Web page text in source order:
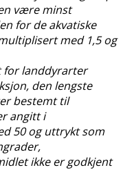
være minst
for de akvatiske
med 1,5 og
for landdyrarter
den lengste
bestemt til
angitt i
50 og uttrykt som
ikke er godkjent